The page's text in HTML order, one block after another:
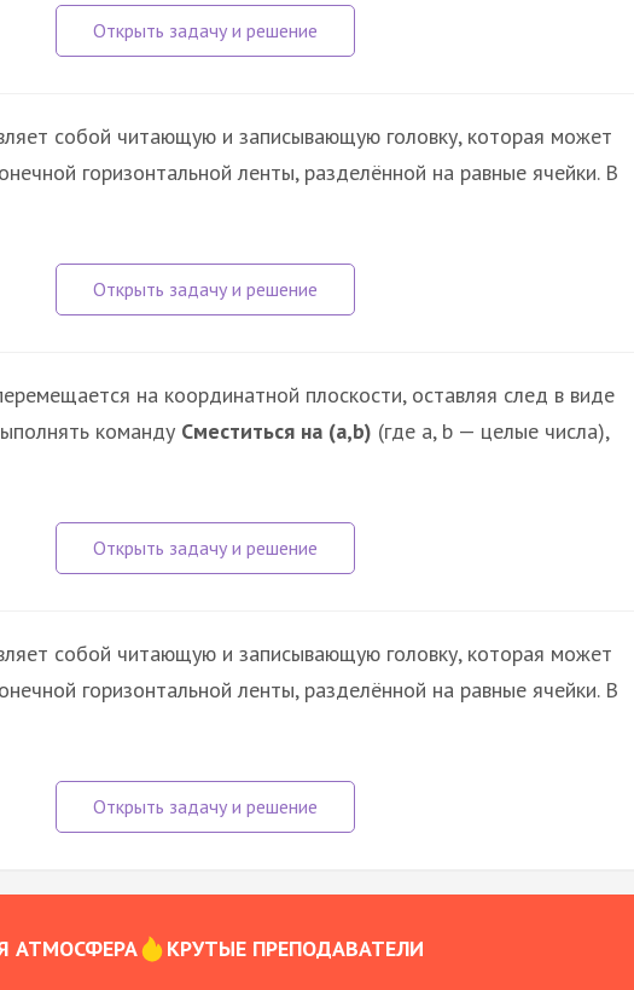
собой читающую и записывающую головку, которая может
горизонтальной ленты, разделённой на равные ячейки. В
на координатной плоскости, оставляя след в виде
команду Сместиться на (a,b) (где a, b — целые числа),
собой читающую и записывающую головку, которая может
горизонтальной ленты, разделённой на равные ячейки. В
АТМОСФЕРА КРУТЫЕ ПРЕПОДАВАТЕЛИ